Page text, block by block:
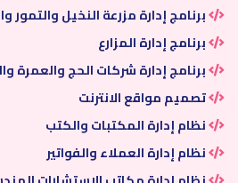
برنامج إدارة مزرعة النخيل والتمور
برنامج إدارة المزارع
برنامج إدارة شركات الحج والعمرة
تصميم مواقع الانترنت
نظام إدارة المكتبات والكتب
نظام إدارة العملاء والفواتير